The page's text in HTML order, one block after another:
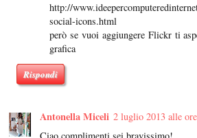
http://
social-icons.html
però se vuoi aggiungere Flickr ti
grafica
Rispondi
Antonella Miceli 2 luglio 2013 alle